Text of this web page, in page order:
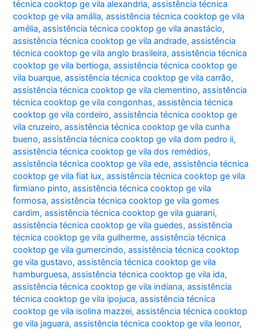
técnica cooktop ge vila alexandria,assistência técnica
cooktop ge vila amália,assistência técnica cooktop ge vila
amélia,assistência técnica cooktop ge vila anastácio,
assistência técnica cooktop ge vila andrade,assistência
técnica cooktop ge vila anglo brasileira,assistência técnica
cooktop ge vila bertioga,assistência técnica cooktop ge
vila buarque,assistência técnica cooktop ge vila carrão,
assistência técnica cooktop ge vila clementino,assistência
técnica cooktop ge vila congonhas,assistência técnica
cooktop ge vila cordeiro,assistência técnica cooktop ge
vila cruzeiro,assistência técnica cooktop ge vila cunha
bueno,assistência técnica cooktop ge vila dom pedro ii,
assistência técnica cooktop ge vila dos remédios,
assistência técnica cooktop ge vila ede,assistência técnica
cooktop ge vila fiat lux,assistência técnica cooktop ge vila
firmiano pinto,assistência técnica cooktop ge vila
formosa,assistência técnica cooktop ge vila gomes
cardim,assistência técnica cooktop ge vila guarani,
assistência técnica cooktop ge vila guedes,assistência
técnica cooktop ge vila guilherme,assistência técnica
cooktop ge vila gumercindo,assistência técnica cooktop
ge vila gustavo,assistência técnica cooktop ge vila
hamburguesa,assistência técnica cooktop ge vila ida,
assistência técnica cooktop ge vila indiana,assistência
técnica cooktop ge vila ipojuca,assistência técnica
cooktop ge vila isolina mazzei,assistência técnica cooktop
ge vila jaguara,assistência técnica cooktop ge vila leonor,